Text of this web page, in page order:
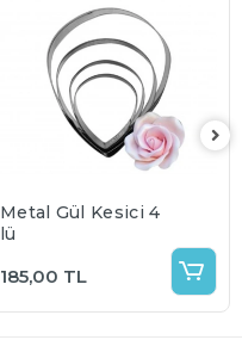
Metal Gül Kesici 4
lü
185,00 TL